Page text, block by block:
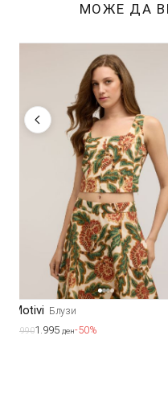
МОЖЕ ДА
Motivi Блузи
3.9901.995 ден-50%